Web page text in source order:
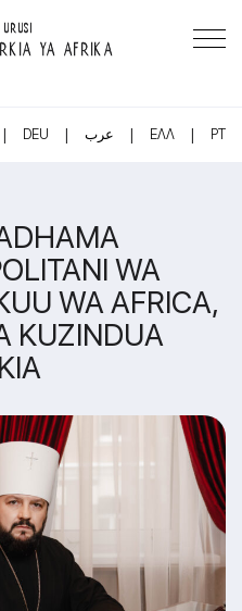
YA AFRIKA
| DEU | عرب | ΕΛΛ | PT
WA
WA AFRICA,
KUZINDUA